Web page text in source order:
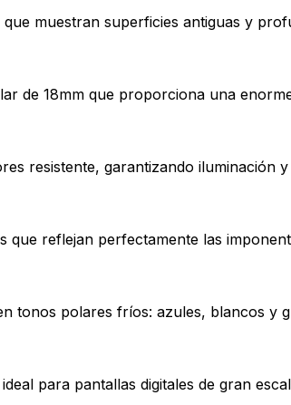
muestran superficies antiguas y
de 18mm que proporciona una
resistente, garantizando iluminación
que reflejan perfectamente las
tonos polares fríos: azules, blancos y
para pantallas digitales de gran